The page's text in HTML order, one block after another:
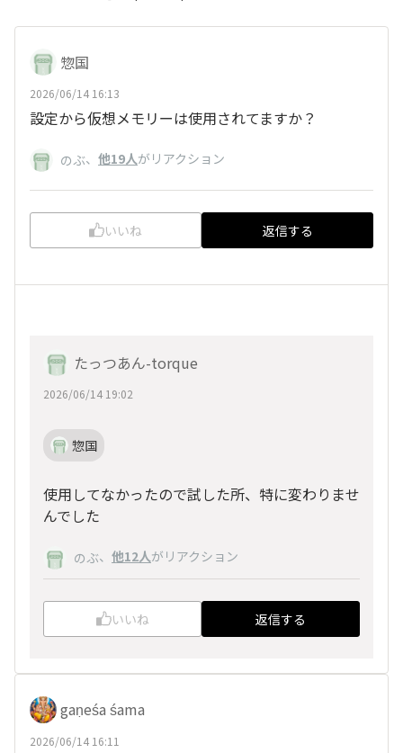
惣国
2026/06/14 16:13
設定から仮想メモリーは使用されてますか？
のぶ、 他19人がリアクション
いいね 返信する
たっつあん-torque
2026/06/14 19:02
惣国
使用してなかったので試した所、特に変わりませ
んでした
のぶ、 他12人がリアクション
いいね 返信する
gaṇeśa śama
2026/06/14 16:11